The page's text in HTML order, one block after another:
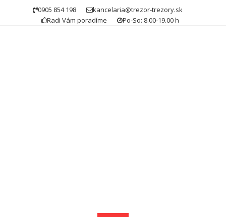
0905 854 198
kancelaria@trezor-trezory.sk
Radi Vám poradíme
Po-So: 8.00-19.00 h